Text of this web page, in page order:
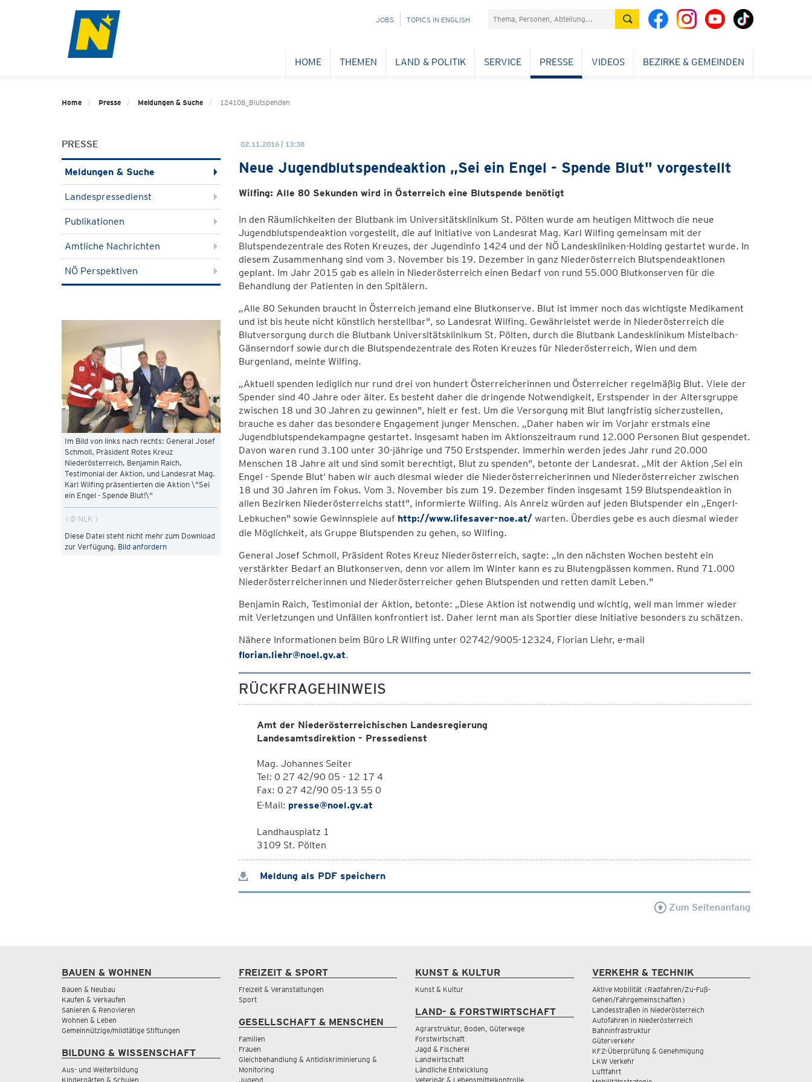
NAVIGATION
JOBS TOPICS IN ENGLISH Suchefeld
HOME THEMEN LAND & POLITIK SERVICE PRESSE VIDEOS BEZIRKE & GEMEINDEN
Home Presse Meldungen & Suche 124108_Blutspenden
PRESSE
Meldungen & Suche
Landespressedienst
Publikationen
Amtliche Nachrichten
NÖ Perspektiven
Im Bild von links nach rechts: General Josef
Schmoll, Präsident Rotes Kreuz
Niederösterreich, Benjamin Raich,
Testimonial der Aktion, und Landesrat Mag.
Karl Wilfing präsentierten die Aktion \"Sei
ein Engel - Spende Blut!\"
© NLK
Diese Datei steht nicht mehr zum Download
zur Verfügung. Bild anfordern
02.11.2016 | 13:38
Neue Jugendblutspendeaktion „Sei ein Engel - Spende Blut" vorgestellt
Wilfing: Alle 80 Sekunden wird in Österreich eine Blutspende benötigt
In den Räumlichkeiten der Blutbank im Universitätsklinikum St. Pölten wurde am heutigen Mittwoch die neue
Jugendblutspendeaktion vorgestellt, die auf Initiative von Landesrat Mag. Karl Wilfing gemeinsam mit der
Blutspendezentrale des Roten Kreuzes, der Jugendinfo 1424 und der NÖ Landeskliniken-Holding gestartet wurde. In
diesem Zusammenhang sind vom 3. November bis 19. Dezember in ganz Niederösterreich Blutspendeaktionen
geplant. Im Jahr 2015 gab es allein in Niederösterreich einen Bedarf von rund 55.000 Blutkonserven für die
Behandlung der Patienten in den Spitälern.
„Alle 80 Sekunden braucht in Österreich jemand eine Blutkonserve. Blut ist immer noch das wichtigste Medikament
und ist bis heute nicht künstlich herstellbar", so Landesrat Wilfing. Gewährleistet werde in Niederösterreich die
Blutversorgung durch die Blutbank Universitätsklinikum St. Pölten, durch die Blutbank Landesklinikum Mistelbach-
Gänserndorf sowie durch die Blutspendezentrale des Roten Kreuzes für Niederösterreich, Wien und dem
Burgenland, meinte Wilfing.
„Aktuell spenden lediglich nur rund drei von hundert Österreicherinnen und Österreicher regelmäßig Blut. Viele der
Spender sind 40 Jahre oder älter. Es besteht daher die dringende Notwendigkeit, Erstspender in der Altersgruppe
zwischen 18 und 30 Jahren zu gewinnen", hielt er fest. Um die Versorgung mit Blut langfristig sicherzustellen,
brauche es daher das besondere Engagement junger Menschen. „Daher haben wir im Vorjahr erstmals eine
Jugendblutspendekampagne gestartet. Insgesamt haben im Aktionszeitraum rund 12.000 Personen Blut gespendet.
Davon waren rund 3.100 unter 30-jährige und 750 Erstspender. Immerhin werden jedes Jahr rund 20.000
Menschen 18 Jahre alt und sind somit berechtigt, Blut zu spenden", betonte der Landesrat. „Mit der Aktion ‚Sei ein
Engel - Spende Blut‘ haben wir auch diesmal wieder die Niederösterreicherinnen und Niederösterreicher zwischen
18 und 30 Jahren im Fokus. Vom 3. November bis zum 19. Dezember finden insgesamt 159 Blutspendeaktion in
allen Bezirken Niederösterreichs statt", informierte Wilfing. Als Anreiz würden auf jeden Blutspender ein „Engerl-
Lebkuchen" sowie Gewinnspiele auf http://www.lifesaver-noe.at/warten. Überdies gebe es auch diesmal wieder
die Möglichkeit, als Gruppe Blutspenden zu gehen, so Wilfing.
General Josef Schmoll, Präsident Rotes Kreuz Niederösterreich, sagte: „In den nächsten Wochen besteht ein
verstärkter Bedarf an Blutkonserven, denn vor allem im Winter kann es zu Blutengpässen kommen. Rund 71.000
Niederösterreicherinnen und Niederösterreicher gehen Blutspenden und retten damit Leben."
Benjamin Raich, Testimonial der Aktion, betonte: „Diese Aktion ist notwendig und wichtig, weil man immer wieder
mit Verletzungen und Unfällen konfrontiert ist. Daher lernt man als Sportler diese Initiative besonders zu schätzen.
Nähere Informationen beim Büro LR Wilfing unter 02742/9005-12324, Florian Liehr, e-mail
florian.liehr@noel.gv.at.
RÜCKFRAGEHINWEIS
Amt der Niederösterreichischen Landesregierung
Landesamtsdirektion - Pressedienst
Mag. Johannes Seiter
Tel: 0 27 42/90 05 - 12 17 4
Fax: 0 27 42/90 05-13 55 0
E-Mail: presse@noel.gv.at
Landhausplatz 1
3109 St. Pölten
Meldung als PDF speichern
Zum Seitenanfang
BAUEN & WOHNEN
Bauen & Neubau
Kaufen & Verkaufen
Sanieren & Renovieren
Wohnen & Leben
Gemeinnützige/mildtätige Stiftungen
BILDUNG & WISSENSCHAFT
Aus- und Weiterbildung
Kindergärten & Schulen
FREIZEIT & SPORT
Freizeit & Veranstaltungen
Sport
GESELLSCHAFT & MENSCHEN
Familien
Frauen
Gleichbehandlung & Antidiskriminierung &
Monitoring
Jugend
KUNST & KULTUR
Kunst & Kultur
LAND- & FORSTWIRTSCHAFT
Agrarstruktur, Boden, Güterwege
Forstwirtschaft
Jagd & Fischerei
Landwirtschaft
Ländliche Entwicklung
Veterinär & Lebensmittelkontrolle
VERKEHR & TECHNIK
Aktive Mobilität (Radfahren/Zu-Fuß-
Gehen/Fahrgemeinschaften)
Landesstraßen in Niederösterreich
Autofahren in Niederösterreich
Bahninfrastruktur
Güterverkehr
KFZ-Überprüfung & Genehmigung
LKW Verkehr
Luftfahrt